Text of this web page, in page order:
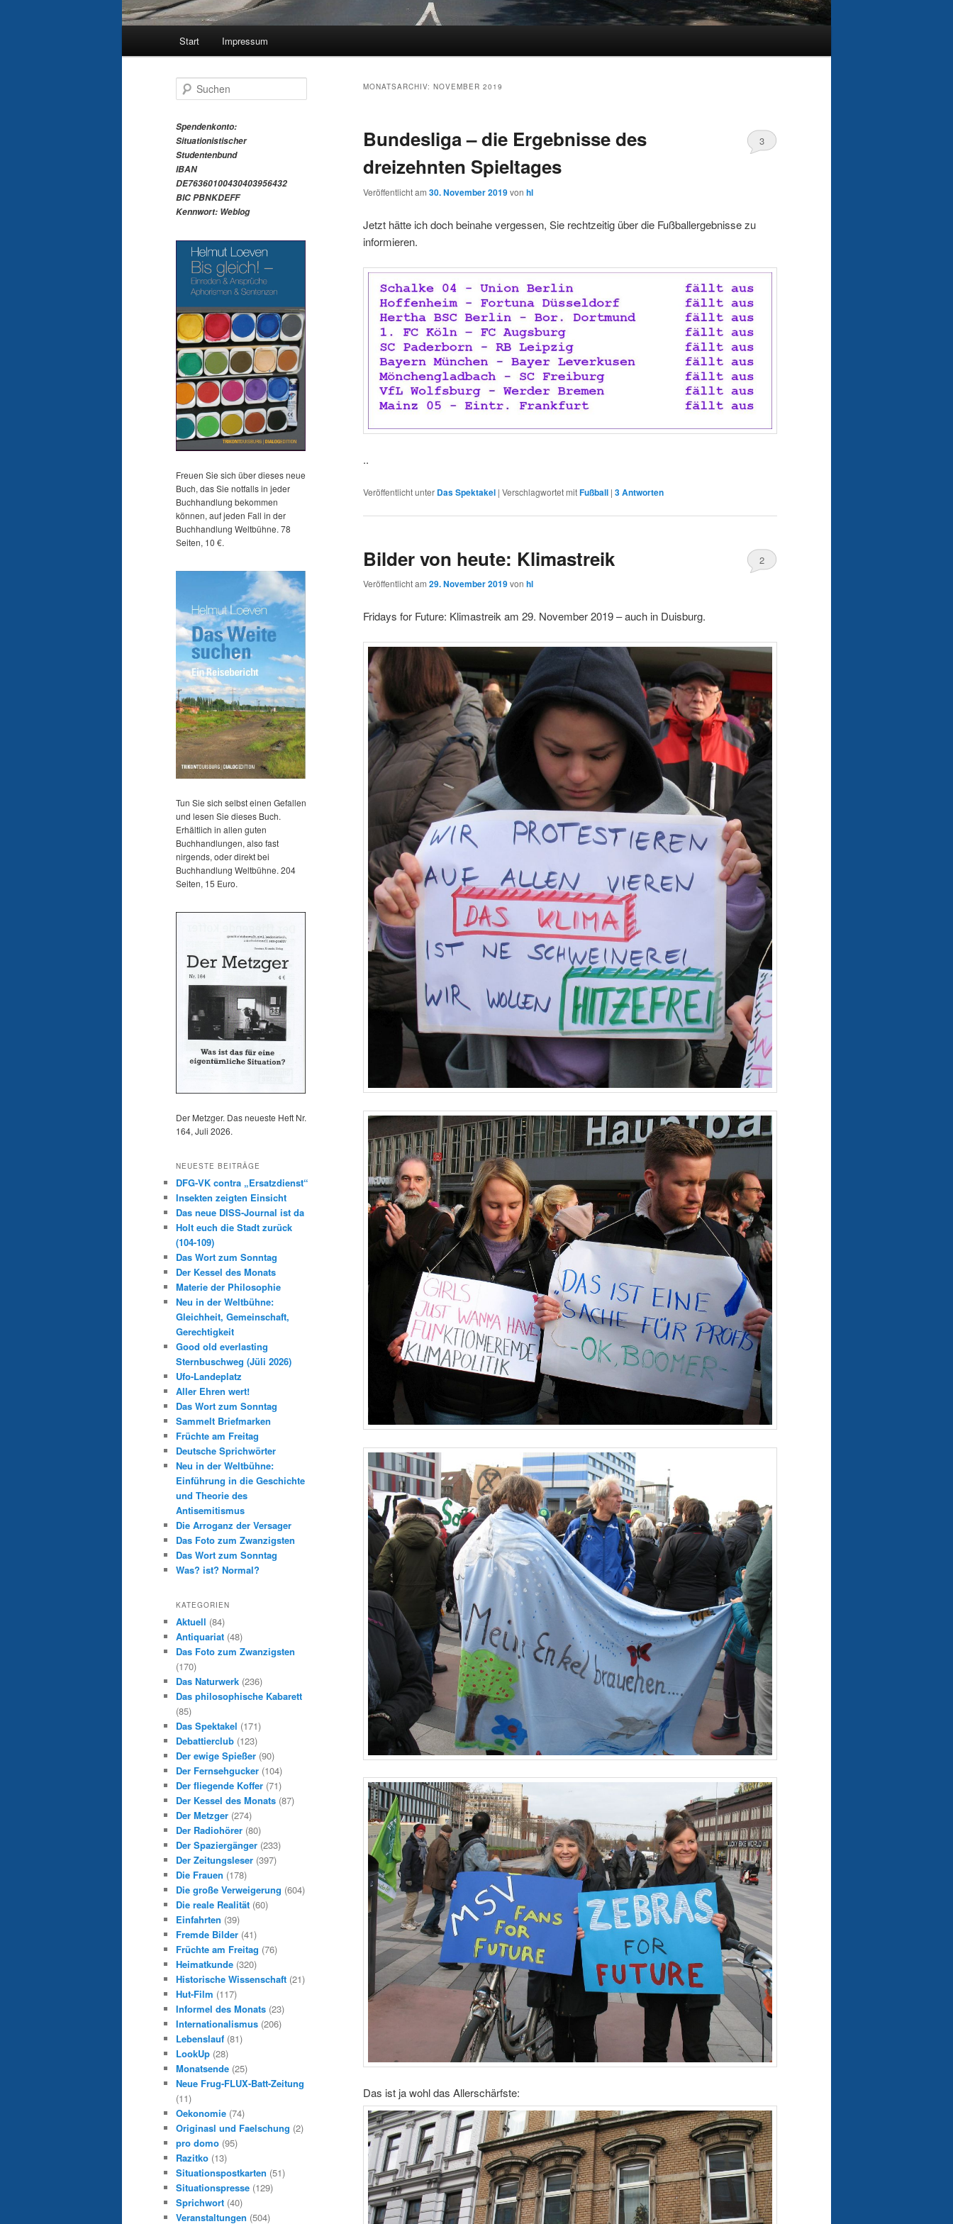
Start Impressum
MONATSARCHIV: NOVEMBER 2019
Bundesliga – die Ergebnisse des
dreizehnten Spieltages
Veröffentlicht am 30. November 2019von hl
3
Jetzt hätte ich doch beinahe vergessen, Sie rechtzeitig über die Fußballergebnisse zu
informieren.
..
Veröffentlicht unter Das Spektakel | Verschlagwortet mitFußball | 3Antworten
Bilder von heute: Klimastreik
Veröffentlicht am 29. November 2019von hl
2
Fridays for Future: Klimastreik am 29. November 2019 – auch in Duisburg.
Das ist ja wohl das Allerschärfste:
u
h
e
n
Spendenkonto:
Situationistischer
Studentenbund
IBAN
DE76360100430403956432
BIC PBNKDEFF
Kennwort: Weblog
Freuen Sie sich über dieses neue
Buch, das Sie notfalls in jeder
Buchhandlung bekommen
können, auf jeden Fall in der
Buchhandlung Weltbühne. 78
Seiten, 10 €.
Tun Sie sich selbst einen Gefallen
und lesen Sie dieses Buch.
Erhältlich in allen guten
Buchhandlungen, also fast
nirgends, oder direkt bei
Buchhandlung Weltbühne. 204
Seiten, 15 Euro.
Der Metzger. Das neueste Heft Nr.
164, Juli 2026.
NEUESTE BEITRÄGE
DFG-VK contra „Ersatzdienst“
Insekten zeigten Einsicht
Das neue DISS-Journal ist da
Holt euch die Stadt zurück
(104-109)
Das Wort zum Sonntag
Der Kessel des Monats
Materie der Philosophie
Neu in der Weltbühne:
Gleichheit, Gemeinschaft,
Gerechtigkeit
Good old everlasting
Sternbuschweg (Jüli 2026)
Ufo-Landeplatz
Aller Ehren wert!
Das Wort zum Sonntag
Sammelt Briefmarken
Früchte am Freitag
Deutsche Sprichwörter
Neu in der Weltbühne:
Einführung in die Geschichte
und Theorie des
Antisemitismus
Die Arroganz der Versager
Das Foto zum Zwanzigsten
Das Wort zum Sonntag
Was? ist? Normal?
KATEGORIEN
Aktuell (84)
Antiquariat (48)
Das Foto zum Zwanzigsten
(170)
Das Naturwerk (236)
Das philosophische Kabarett
(85)
Das Spektakel (171)
Debattierclub (123)
Der ewige Spießer (90)
Der Fernsehgucker (104)
Der fliegende Koffer (71)
Der Kessel des Monats (87)
Der Metzger (274)
Der Radiohörer (80)
Der Spaziergänger (233)
Der Zeitungsleser (397)
Die Frauen (178)
Die große Verweigerung (604)
Die reale Realität (60)
Einfahrten (39)
Fremde Bilder (41)
Früchte am Freitag (76)
Heimatkunde (320)
Historische Wissenschaft (21)
Hut-Film (117)
Informel des Monats (23)
Internationalismus (206)
Lebenslauf (81)
LookUp (28)
Monatsende (25)
Neue Frug-FLUX-Batt-Zeitung
(11)
Oekonomie (74)
Originasl und Faelschung (2)
pro domo (95)
Razitko (13)
Situationspostkarten (51)
Situationspresse (129)
Sprichwort (40)
Veranstaltungen (504)